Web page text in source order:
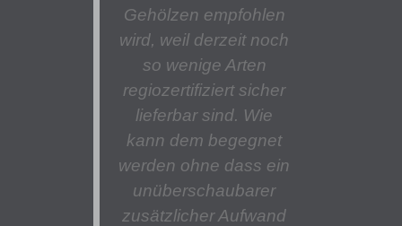
Gehölzen empfohlen
wird, weil derzeit noch
so wenige Arten
regiozertifiziert sicher
lieferbar sind. Wie
kann dem begegnet
werden ohne dass ein
unüberschaubarer
zusätzlicher Aufwand